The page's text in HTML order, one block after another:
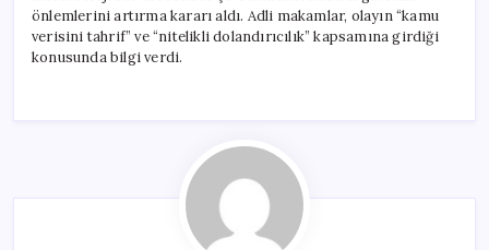
önlemlerini artırma kararı aldı. Adli makamlar, olayın “kamu
verisini tahrif” ve “nitelikli dolandırıcılık” kapsamına girdiği
konusunda bilgi verdi.